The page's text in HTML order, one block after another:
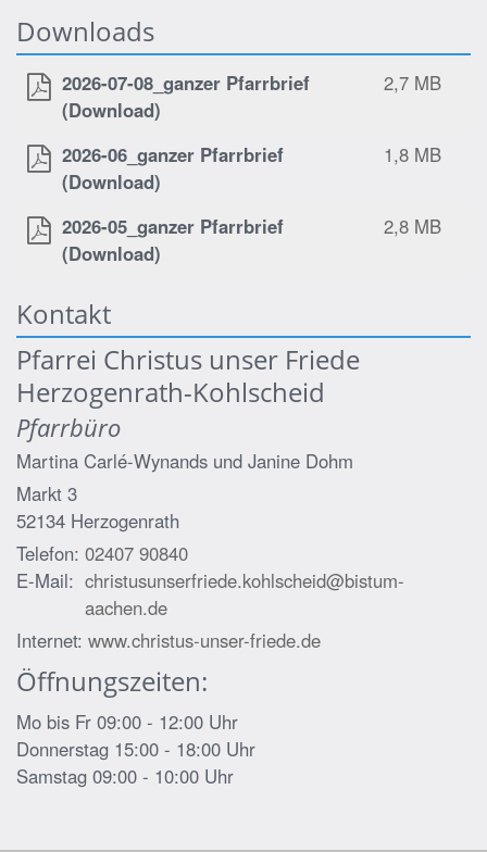
Downloads
2026-07-08_ganzer Pfarrbrief
(Download)
2,7 MB
2026-06_ganzer Pfarrbrief
(Download)
1,8 MB
2026-05_ganzer Pfarrbrief
(Download)
2,8 MB
Kontakt
Pfarrei Christus unser Friede
Herzogenrath-Kohlscheid
Pfarrbüro
Martina Carlé-Wynands und Janine Dohm
Markt 3
52134 Herzogenrath
Telefon: 02407 90840
E-Mail: christusunserfriede.kohlscheid@bistum-
aachen.de
Internet: www.christus-unser-friede.de
Öffnungszeiten:
Mo bis Fr 09:00 - 12:00 Uhr
Donnerstag 15:00 - 18:00 Uhr
Samstag 09:00 - 10:00 Uhr